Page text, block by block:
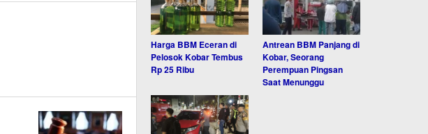
Harga BBM Eceran di
Pelosok Kobar Tembus
Rp 25 Ribu
Antrean BBM Panjang di
Kobar, Seorang
Perempuan Pingsan
Saat Menunggu